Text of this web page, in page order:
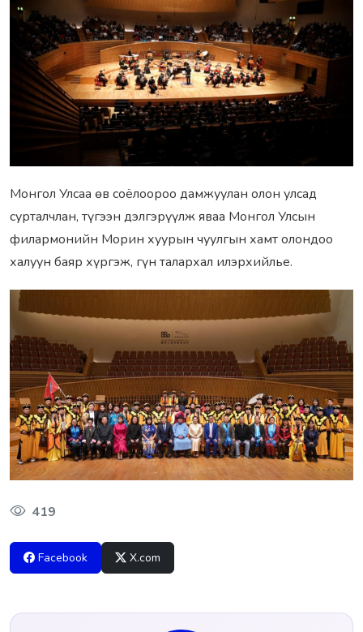
Монгол Улсаа өв соёлоороо дамжуулан олон улсад
сурталчлан, түгээн дэлгэрүүлж яваа Монгол Улсын
филармонийн Морин хуурын чуулгын хамт олондоо
халуун баяр хүргэж, гүн талархал илэрхийлье.
419
Facebook X.com